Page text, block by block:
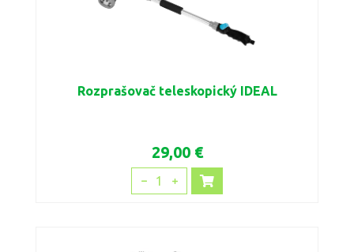
Rozprašovač teleskopický IDEAL
29,00 €
1